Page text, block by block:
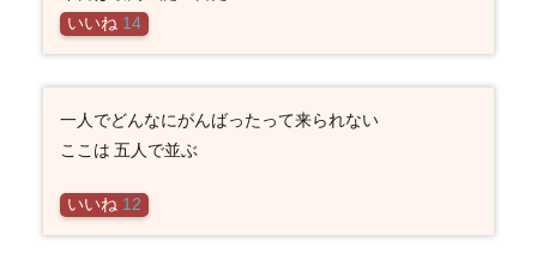
いいね 14
一人でどんなにがんばったって来られない
ここは 五人で並ぶ
いいね 12